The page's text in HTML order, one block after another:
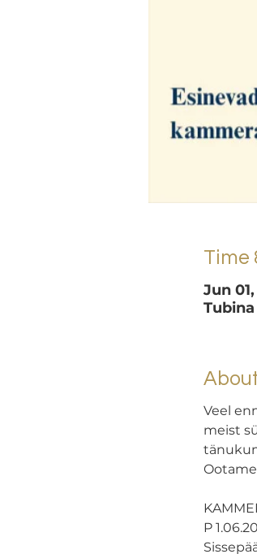
Time
Jun
Tubina
Veel
meist
P